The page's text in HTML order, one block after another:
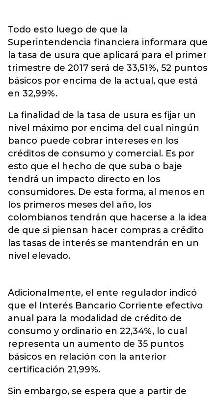
Todo esto luego de que la
Superintendencia financiera informara que
la tasa de usura que aplicará para el primer
trimestre de 2017 será de 33,51%, 52 puntos
básicos por encima de la actual, que está
en 32,99%.
La finalidad de la tasa de usura es fijar un
nivel máximo por encima del cual ningún
banco puede cobrar intereses en los
créditos de consumo y comercial. Es por
esto que el hecho de que suba o baje
tendrá un impacto directo en los
consumidores. De esta forma, al menos en
los primeros meses del año, los
colombianos tendrán que hacerse a la idea
de que si piensan hacer compras a crédito
las tasas de interés se mantendrán en un
nivel elevado.
Adicionalmente, el ente regulador indicó
que el Interés Bancario Corriente efectivo
anual para la modalidad de crédito de
consumo y ordinario en 22,34%, lo cual
representa un aumento de 35 puntos
básicos en relación con la anterior
certificación 21,99%.
Sin embargo, se espera que a partir de